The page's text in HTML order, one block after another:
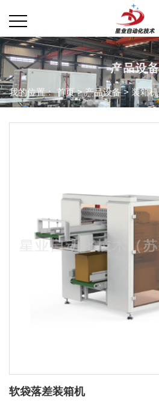
我的位置：首页>产品设备>装箱机
软袋落差装箱机